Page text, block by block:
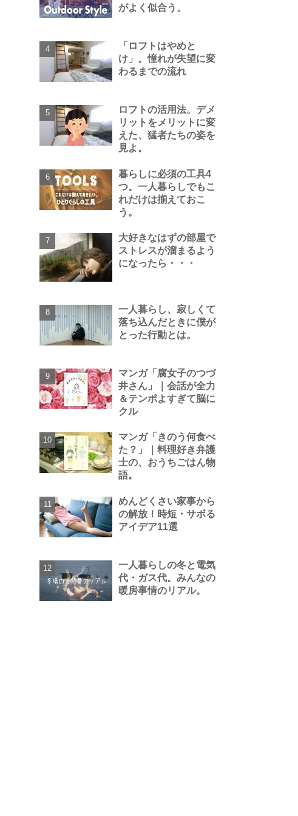
がよく似合う。
「ロフトはやめと
け」。憧れが失望に変
わるまでの流れ
ロフトの活用法。デメ
リットをメリットに変
えた、猛者たちの姿を
見よ。
暮らしに必須の工具4
つ。一人暮らしでもこ
れだけは揃えておこ
う。
大好きなはずの部屋で
ストレスが溜まるよう
になったら・・・
一人暮らし、寂しくて
落ち込んだときに僕が
とった行動とは。
マンガ「腐女子のつづ
井さん」｜会話が全力
＆テンポよすぎて脳に
クル
マンガ「きのう何食べ
た？」｜料理好き弁護
士の、おうちごはん物
語。
めんどくさい家事から
の解放！時短・サボる
アイデア11選
一人暮らしの冬と電気
代・ガス代。みんなの
暖房事情のリアル。